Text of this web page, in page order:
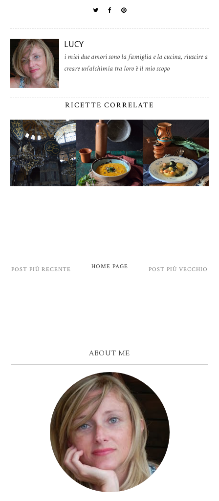
LUCY
i miei due amori sono la famiglia e la cucina, riuscire a
creare un'alchimia tra loro è il mio scopo
RICETTE CORRELATE
POST PIÙ RECENTE POST PIÙ VECCHIO
HOME PAGE
ABOUT ME